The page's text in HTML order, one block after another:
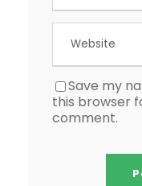
Save my
this browser
comment.